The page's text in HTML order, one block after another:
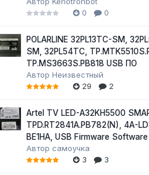
0
0
POLARLINE 32PL13TC-SM,
SM, 32PL54TC,
TP.MS3663S.PB818 USB ПО
АвторНеизвестный
29
2
Artel TV LED-A32KH5500
TPD.RT2841A.PB782(N), 4A-
BE1HA, USB Firmware Software
Автор самоучка
3
3